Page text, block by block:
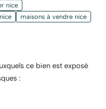
nice
maisons à vendre nice
ce bien est exposé
: